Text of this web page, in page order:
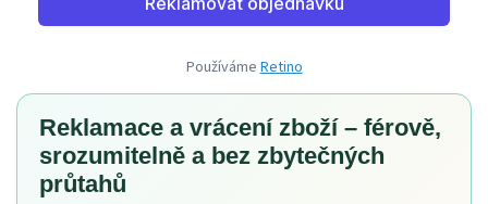
PoužívámeRetino
Reklamace a vrácení zboží – férově,
srozumitelně a bez zbytečných
průtahů